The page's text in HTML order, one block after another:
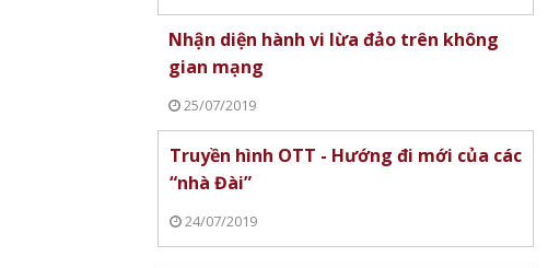
Nhà bán hàng Việt Nam sử
dụng AI thuộc top đầu khu vực
Giải pháp chống
Nhận diện hành vi lừa đảo trên không
gian mạng
25/07/2019
Truyền hình OTT - Hướng đi mới của các
“nhà Đài”
24/07/2019